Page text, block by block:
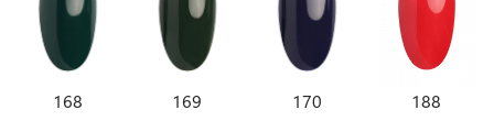
168 169 170 188